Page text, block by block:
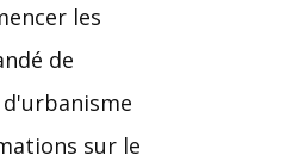
les
de
sur le